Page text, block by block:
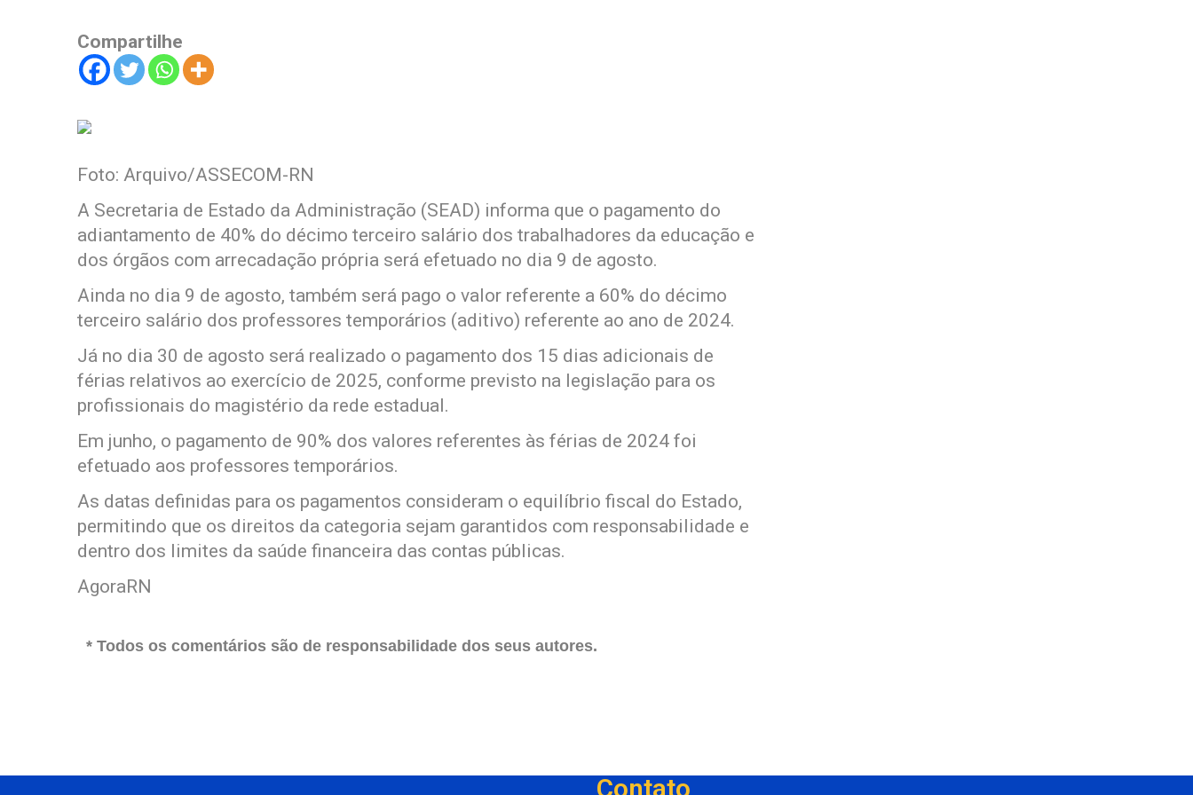
Compartilhe
Foto: Arquivo/ASSECOM-RN
A Secretaria de Estado da Administração (SEAD) informa que o pagamento do
adiantamento de 40% do décimo terceiro salário dos trabalhadores da educação e
dos órgãos com arrecadação própria será efetuado no dia 9 de agosto.
Ainda no dia 9 de agosto, também será pago o valor referente a 60% do décimo
terceiro salário dos professores temporários (aditivo) referente ao ano de 2024.
Já no dia 30 de agosto será realizado o pagamento dos 15 dias adicionais de
férias relativos ao exercício de 2025, conforme previsto na legislação para os
profissionais do magistério da rede estadual.
Em junho, o pagamento de 90% dos valores referentes às férias de 2024 foi
efetuado aos professores temporários.
As datas definidas para os pagamentos consideram o equilíbrio fiscal do Estado,
permitindo que os direitos da categoria sejam garantidos com responsabilidade e
dentro dos limites da saúde financeira das contas públicas.
AgoraRN
* Todos os comentários são de responsabilidade dos seus autores.
Contato